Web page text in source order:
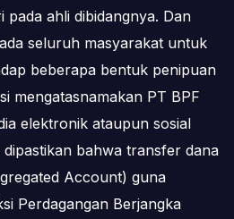
pada ahli dibidangnya. Dan
seluruh masyarakat untuk
beberapa bentuk penipuan
mengatasnamakan PT BPF
elektronik ataupun sosial
bahwa transfer dana
Account) guna
Perdagangan Berjangka